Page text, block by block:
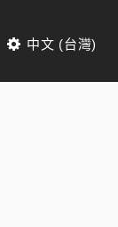
中文 (台灣)